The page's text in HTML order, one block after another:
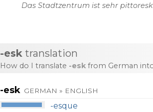
Das Stadtzentrum ist sehr pittoresk
-esk translation
How do I translate -esk from German
-esk GERMAN » ENGLISH
-esque